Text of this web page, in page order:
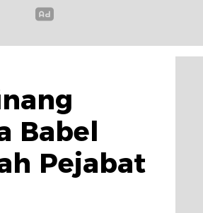
Babel
Pejabat